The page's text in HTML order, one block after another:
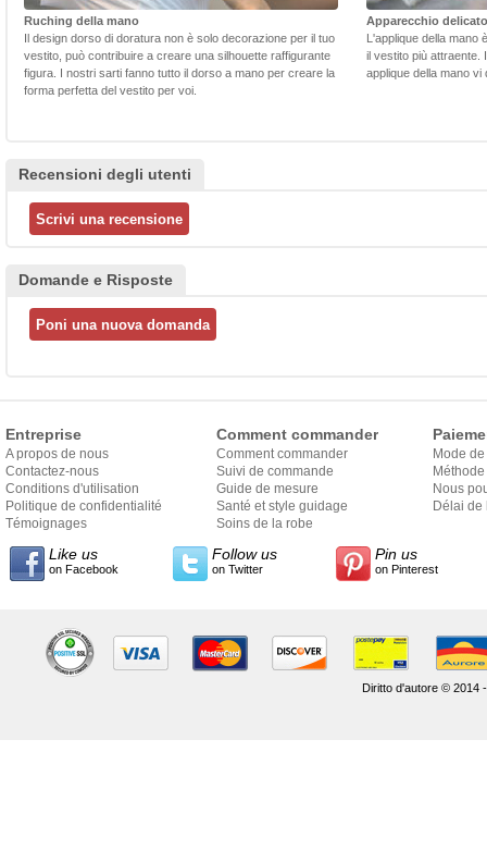
Ruching della mano
Il design dorso di doratura non è solo decorazione per il tuo
vestito, può contribuire a creare una silhouette raffigurante
figura. I nostri sarti fanno tutto il dorso a mano per creare la
forma perfetta del vestito per voi.
Apparecchio delicato
L'applique della mano
il vestito più attraente.
applique della mano
Recensioni degli utenti
Domande e Risposte
Entreprise
A propos de nous
Contactez-nous
Conditions d'utilisation
Politique de confidentialité
Témoignages
Comment commander
Comment commander
Suivi de commande
Guide de mesure
Santé et style guidage
Soins de la robe
Mode
Nous
Délai de
Like us
on Facebook
Follow us
on Twitter
Pin us
on Pinterest
Diritto d'autore © 2014